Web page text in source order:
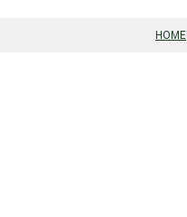
HOME